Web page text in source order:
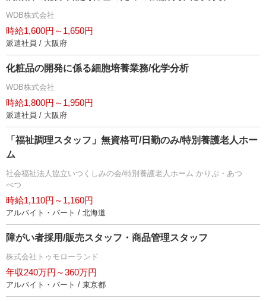
WDB株式会社
時給1,600円～1,650円
派遣社員 / 大阪府
化粧品の開発に係る細胞培養業務/化学分析
WDB株式会社
時給1,800円～1,950円
派遣社員 / 大阪府
「福祉調理スタッフ」無資格可/日勤のみ/特別養護老人ホー
ム
社会福祉法人協立いつくしみの会/特別養護老人ホーム かりぷ・あつ
べつ
時給1,110円～1,160円
アルバイト・パート / 北海道
障がい者採用/販売スタッフ・商品管理スタッフ
株式会社トゥモローランド
年収240万円～360万円
アルバイト・パート / 東京都